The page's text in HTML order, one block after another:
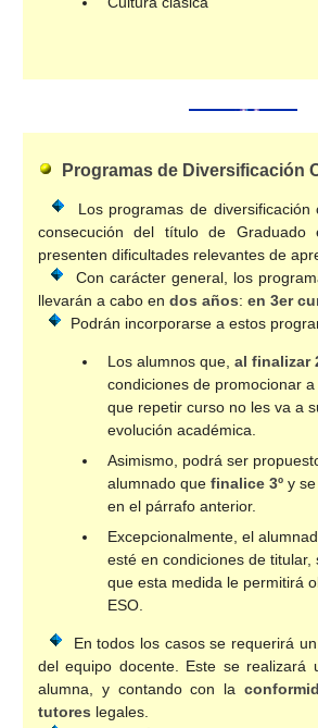
Programas de Diversificación
Los programas de
consecución del título de
presenten dificultades relevantes de
Con carácter general, los
llevarán a cabo en dos años: en 3er
Podrán incorporarse a estos
Los alumnos que, al finalizar
condiciones de promocionar
que repetir curso no les va a
evolución académica.
Asimismo, podrá ser
alumnado quefinalice 3ºy
en el párrafo anterior.
Excepcionalmente, el
esté en condiciones de
que esta medida le permitirá
ESO.
En todos los casos se requerirá un
del equipo docente. Este se
alumna, y contando con la
tutores legales.